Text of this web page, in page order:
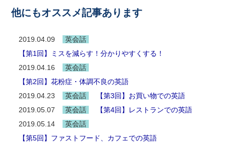
他にもオススメ記事あります
2019.04.09
英会話
【第1回】ミスを減らす！分かりやすくする！
2019.04.16
英会話
【第2回】花粉症・体調不良の英語
2019.04.23
英会話
【第3回】お買い物での英語
2019.05.07
英会話
【第4回】レストランでの英語
2019.05.14
英会話
【第5回】ファストフード、カフェでの英語